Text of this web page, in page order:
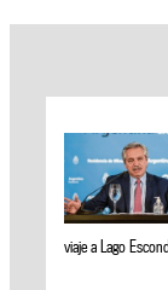
viaje a Lago